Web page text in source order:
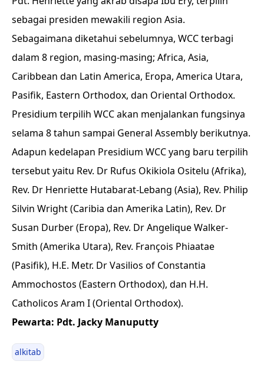
sebagai presiden mewakili region Asia.
Sebagaimana diketahui sebelumnya, WCC terbagi
dalam 8 region, masing-masing; Africa, Asia,
Caribbean dan Latin America, Eropa, America Utara,
Pasifik, Eastern Orthodox, dan Oriental Orthodox.
Presidium terpilih WCC akan menjalankan fungsinya
selama 8 tahun sampai General Assembly berikutnya.
Adapun kedelapan Presidium WCC yang baru terpilih
tersebut yaitu Rev. Dr Rufus Okikiola Ositelu (Afrika),
Rev. Dr Henriette Hutabarat-Lebang (Asia), Rev. Philip
Silvin Wright (Caribia dan Amerika Latin), Rev. Dr
Susan Durber (Eropa), Rev. Dr Angelique Walker-
Smith (Amerika Utara), Rev. François Phiaatae
(Pasifik), H.E. Metr. Dr Vasilios of Constantia
Ammochostos (Eastern Orthodox), dan H.H.
Catholicos Aram I (Oriental Orthodox).
Pewarta: Pdt. Jacky Manuputty
alkitab